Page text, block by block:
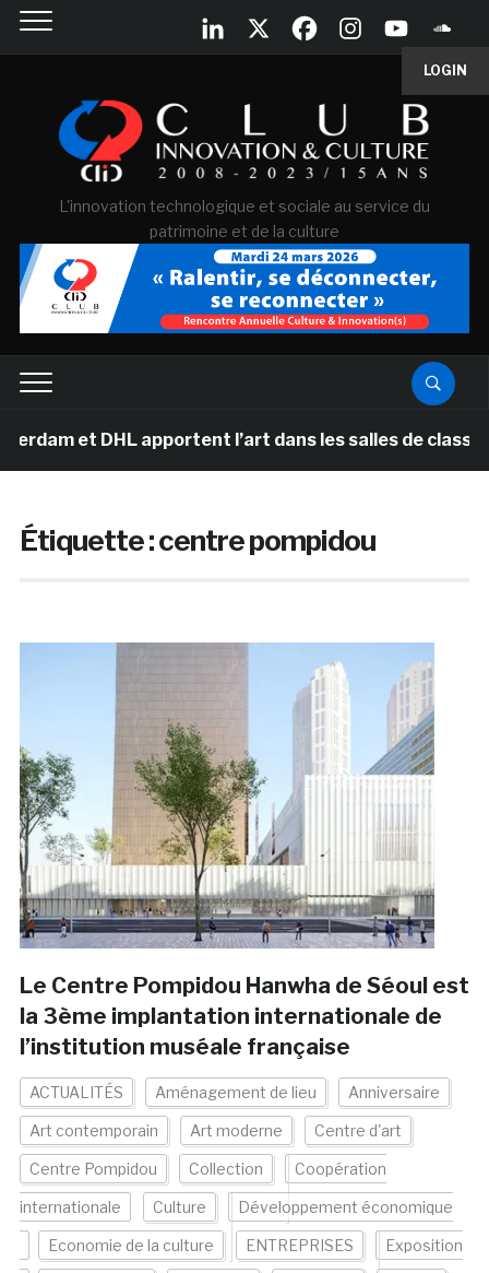
LOGIN
L'innovation technologique et sociale au service du
patrimoine et de la culture
DHL apportent l’art dans les salles de classe des
Étiquette :centre pompidou
Le Centre Pompidou Hanwha de Séoul est
la 3ème implantation internationale de
l’institution muséale française
ACTUALITÉS Aménagement de lieu Anniversaire
Art contemporain Art moderne Centre d'art
Centre Pompidou Collection Coopération
internationale Culture Développement économique
Economie de la culture ENTREPRISES Exposition